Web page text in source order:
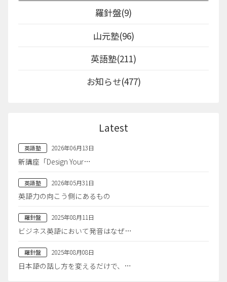
羅針盤(9)
山元塾(96)
英語塾(211)
お知らせ(477)
Latest
英語塾 2026年06月13日
新講座「Design Your…
英語塾 2026年05月31日
英語力の向こう側にあるもの
羅針盤 2025年08月11日
ビジネス英語において発音はなぜ…
羅針盤 2025年08月08日
日本語の話し方を変えるだけで、…